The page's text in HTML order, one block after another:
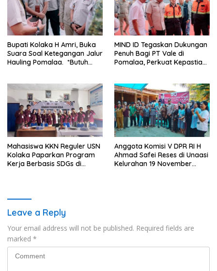
Bupati Kolaka H Amri, Buka
Suara Soal Ketegangan Jalur
Hauling Pomalaa. *Butuh
Premanisme Industrial
MIND ID Tegaskan Dukungan
Penuh Bagi PT Vale di
Pomalaa, Perkuat Kepastian
Mahasiswa KKN Reguler USN
Kolaka Paparkan Program
Kerja Berbasis SDGs di
Anggota Komisi V DPR RI H
Ahmad Safei Reses di Unaasi
Kelurahan 19 November
Leave a Reply
Your email address will not be published. Required fields are
marked *